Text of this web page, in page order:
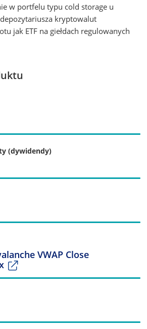
w portfelu typu cold storage u
kryptowalut
jak ETF na giełdach regulowanych
(dywidendy)
VWAP Close